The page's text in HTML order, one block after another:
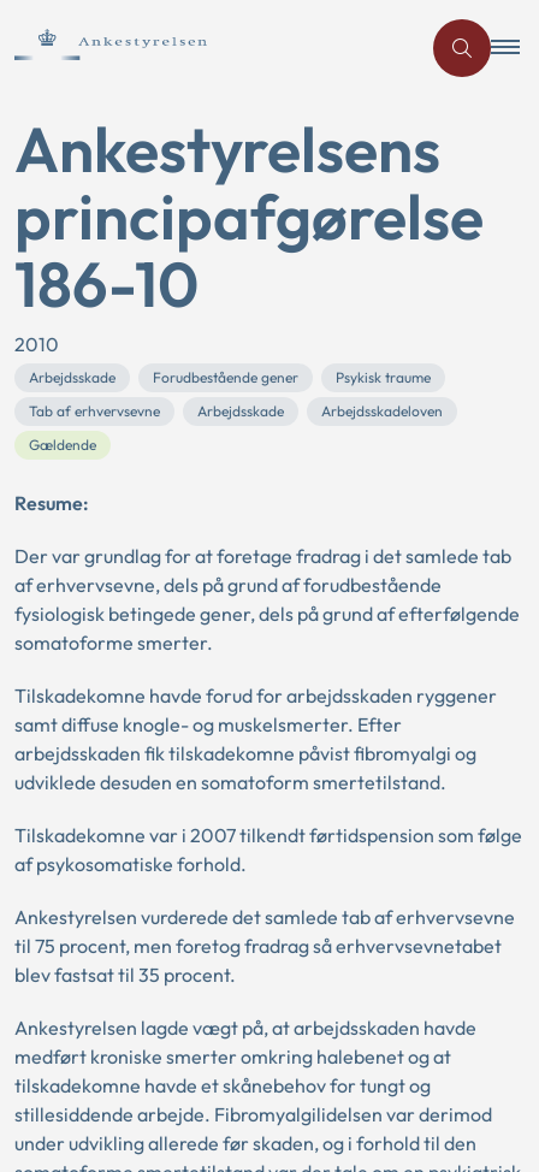
Ankestyrelsens
principafgørelse
186-10
2010
Arbejdsskade Forudbestående gener
Psykisk traume
Tab af erhvervsevne
Arbejdsskade
Arbejdsskadeloven
Gældende
Resume:
Der var grundlag for at foretage fradrag i det samlede tab
af erhvervsevne, dels på grund af forudbestående
fysiologisk betingede gener, dels på grund af efterfølgende
somatoforme smerter.
Tilskadekomne havde forud for arbejdsskaden ryggener
samt diffuse knogle- og muskelsmerter. Efter
arbejdsskaden fik tilskadekomne påvist fibromyalgi og
udviklede desuden en somatoform smertetilstand.
Tilskadekomne var i 2007 tilkendt førtidspension som følge
af psykosomatiske forhold.
Ankestyrelsen vurderede det samlede tab af erhvervsevne
til 75 procent, men foretog fradrag så erhvervsevnetabet
blev fastsat til 35 procent.
Ankestyrelsen lagde vægt på, at arbejdsskaden havde
medført kroniske smerter omkring halebenet og at
tilskadekomne havde et skånebehov for tungt og
stillesiddende arbejde. Fibromyalgilidelsen var derimod
under udvikling allerede før skaden, og i forhold til den